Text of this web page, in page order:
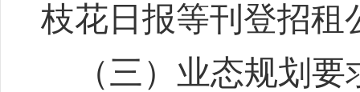
枝花日报等刊登招租
（三 ）业态规划要